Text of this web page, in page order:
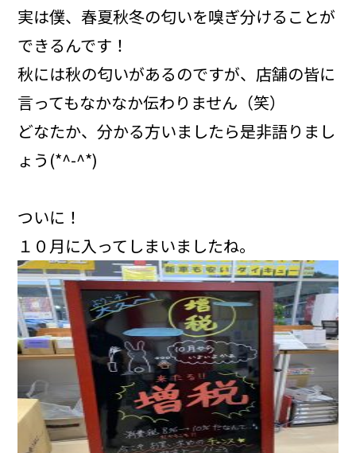
実は僕、春夏秋冬の匂いを嗅ぎ分けることが
できるんです！
秋には秋の匂いがあるのですが、店舗の皆に
言ってもなかなか伝わりません（笑）
どなたか、分かる方いましたら是非語りまし
ょう(*^-^*)
ついに！
１０月に入ってしまいましたね。